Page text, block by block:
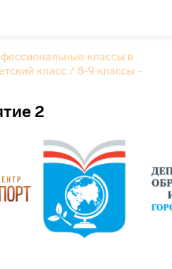
классы в
класс / 8-9 классы -
2